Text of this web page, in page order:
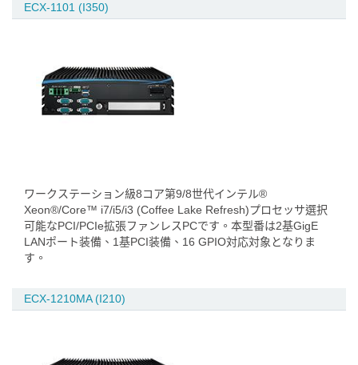
ECX-1101 (I350)
ワークステーション級8コア第9/8世代インテル®
Xeon®/Core™ i7/i5/i3 (Coffee Lake Refresh)プロセッサ選択
可能なPCI/PCIe拡張ファンレスPCです。本型番は2基GigE
LANポート装備、1基PCI装備、16 GPIO対応対象となりま
す。
ECX-1210MA (I210)